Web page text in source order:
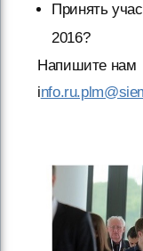
Принять
2016?
Напишите нам
i